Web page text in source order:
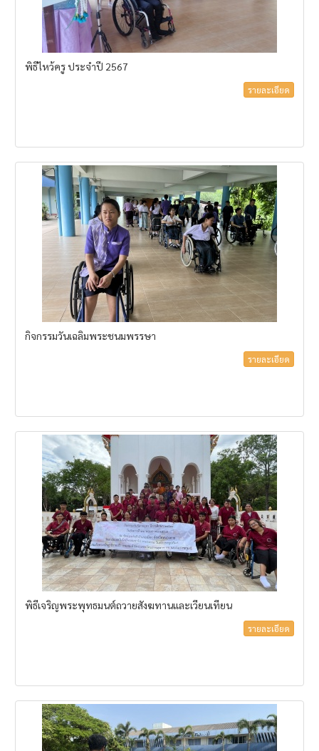
พิธีไหว้ครู ประจำปี 2567
รายละเอียด
กิจกรรมวันเฉลิมพระชนมพรรษา
รายละเอียด
พิธีเจริญพระพุทธมนต์ถวายสังฆทานและเวียนเทียน
รายละเอียด